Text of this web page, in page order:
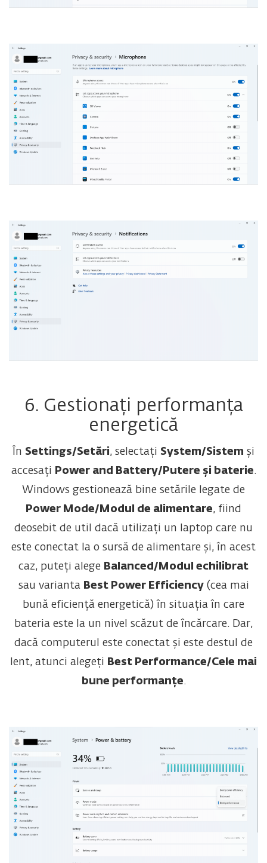
6. Gestionați performanța
energetică
În Settings/Setări, selectați System/Sistem și
accesați Power and Battery/Putere și baterie.
Windows gestionează bine setările legate de
Power Mode/Modul de alimentare, fiind
deosebit de util dacă utilizați un laptop care nu
este conectat la o sursă de alimentare și, în acest
caz, puteți alege Balanced/Modul echilibrat
sau varianta Best Power Efficiency(cea mai
bună eficiență energetică) în situația în care
bateria este la un nivel scăzut de încărcare. Dar,
dacă computerul este conectat și este destul de
lent, atunci alegeți Best Performance/Cele mai
bune performanțe.